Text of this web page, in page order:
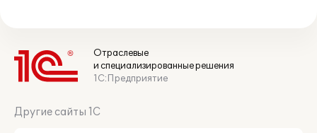
Отраслевые
и специализированные решения
1С:Предприятие
Другие сайты 1С